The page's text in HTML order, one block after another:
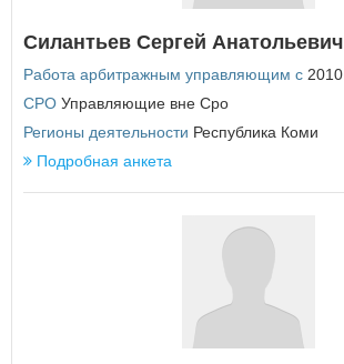
Силантьев Сергей Анатольевич
Работа арбитражным управляющим с 2010
СРО Управляющие вне Сро
Регионы деятельности Республика Коми
Подробная анкета